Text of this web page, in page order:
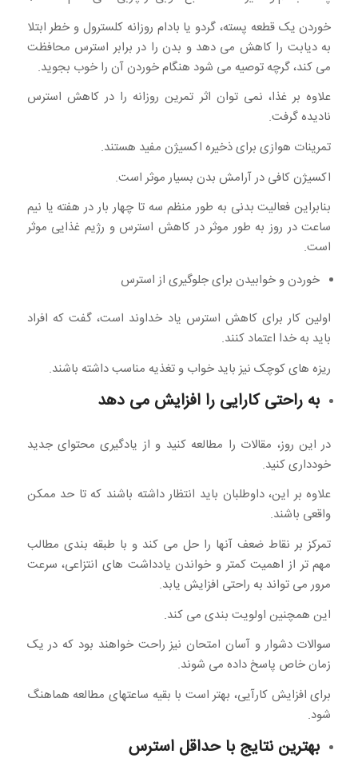
خوردن یک قطعه پسته، گردو یا بادام روزانه کلسترول و خطر ابتلا
به دیابت را کاهش می دهد و بدن را در برابر استرس محافظت
می کند، گرچه توصیه می شود هنگام خوردن آن را خوب بجوید.
علاوه بر غذا، نمی توان اثر تمرین روزانه را در کاهش استرس
نادیده گرفت.
تمرینات هوازی برای ذخیره اکسیژن مفید هستند.
اکسیژن کافی در آرامش بدن بسیار موثر است.
بنابراین فعالیت بدنی به طور منظم سه تا چهار بار در هفته یا نیم
ساعت در روز به طور موثر در کاهش استرس و رژیم غذایی موثر
است.
خوردن و خوابیدن برای جلوگیری از استرس
اولین کار برای کاهش استرس یاد خداوند است، گفت که افراد
باید به خدا اعتماد کنند.
ریزه های کوچک نیز باید خواب و تغذیه مناسب داشته باشند.
به راحتی کارایی را افزایش می دهد
در این روز، مقالات را مطالعه کنید و از یادگیری محتوای جدید
خودداری کنید.
علاوه بر این، داوطلبان باید انتظار داشته باشند که تا حد ممکن
واقعی باشند.
تمرکز بر نقاط ضعف آنها را حل می کند و با طبقه بندی مطالب
مهم تر از اهمیت کمتر و خواندن یادداشت های انتزاعی، سرعت
مرور می تواند به راحتی افزایش یابد.
این همچنین اولویت بندی می کند.
سوالات دشوار و آسان امتحان نیز راحت خواهند بود که در یک
زمان خاص پاسخ داده می شوند.
برای افزایش کارآیی، بهتر است با بقیه ساعتهای مطالعه هماهنگ
شود.
بهترین نتایج با حداقل استرس